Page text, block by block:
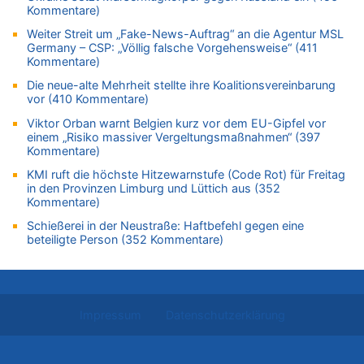
Aachen ab 11. August wieder Mekka des Pferdesports –
Belgien setzt bei Reit-WM auf starke Springreiter
07.08.2026 - 15:13 von Joseph Meyer zu
Mark van Bommel offiziell als neuer Nationalcoach der Roten
07.08.2026 - 15:06 von Wolfgang2 zu
07.08.2026 - 14:35 von Vorfahrt zu
In Belgien missachten zwei von drei Autofahrern das
Tempolimit in 30er-Zonen – Untersuchung von Vias
07.08.2026 - 14:33 von Ostbelgien Direkt zu
Offiziell: Van Bommel wird Belgiens Nationaltrainer
07.08.2026 - 13:39 von alter weißer mann zu
Zurück an den Rhein: Hendrich wechselt zum 1. FC Köln
07.08.2026 - 13:39 von Ach zu
Kommentare)
Weiter Streit um „Fake-News-Auftrag“ an die Agentur MSL
Germany – CSP: „Völlig falsche Vorgehensweise“ (411
Kommentare)
Die neue-alte Mehrheit stellte ihre Koalitionsvereinbarung
vor (410 Kommentare)
Viktor Orban warnt Belgien kurz vor dem EU-Gipfel vor
einem „Risiko massiver Vergeltungsmaßnahmen“ (397
Kommentare)
KMI ruft die höchste Hitzewarnstufe (Code Rot) für Freitag
in den Provinzen Limburg und Lüttich aus (352
Kommentare)
Schießerei in der Neustraße: Haftbefehl gegen eine
beteiligte Person (352 Kommentare)